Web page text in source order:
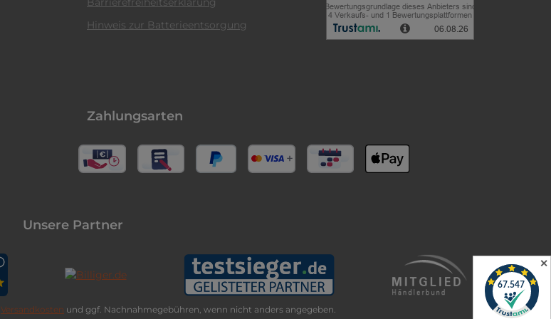
Hinweis zur Batterieentsorgung
Zahlungsarten
Unsere Partner
Versandkosten und ggf. Nachnahmegebühren, wenn nicht anders angegeben.
✕